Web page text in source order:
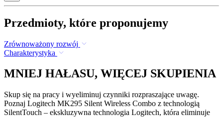
Przedmioty, które proponujemy
Zrównoważony rozwój
Charakterystyka
MNIEJ HAŁASU, WIĘCEJ SKUPIENIA
Skup się na pracy i wyeliminuj czynniki rozpraszające uwagę.
Poznaj Logitech MK295 Silent Wireless Combo z technologią
SilentTouch – ekskluzywna technologia Logitech, która eliminuje